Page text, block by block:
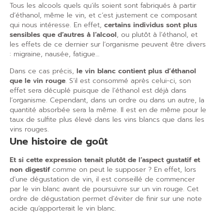
Tous les alcools quels qu’ils soient sont fabriqués à partir
d’éthanol, même le vin, et c’est justement ce composant
qui nous intéresse. En effet, certains individus sont plus
sensibles que d’autres à l’alcool, ou plutôt à l’éthanol, et
les effets de ce dernier sur l’organisme peuvent être divers
: migraine, nausée, fatigue…
Dans ce cas précis, le vin blanc contient plus d’éthanol
que le vin rouge. S’il est consommé après celui-ci, son
effet sera décuplé puisque de l’éthanol est déjà dans
l’organisme. Cependant, dans un ordre ou dans un autre, la
quantité absorbée sera la même. Il est en de même pour le
taux de sulfite plus élevé dans les vins blancs que dans les
vins rouges.
Une histoire de goût
Et si cette expression tenait plutôt de l’aspect gustatif et
non digestifcomme on peut le supposer ? En effet, lors
d’une dégustation de vin, il est conseillé de commencer
par le vin blanc avant de poursuivre sur un vin rouge. Cet
ordre de dégustation permet d’éviter de finir sur une note
acide qu’apporterait le vin blanc.